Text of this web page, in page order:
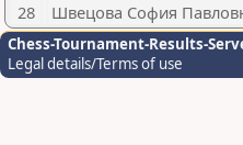
28
Швецова София
Chess-Tournament-Results-
Legal details/Terms of use